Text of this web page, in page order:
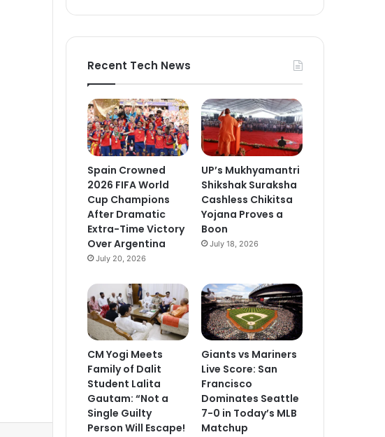
Recent Tech News
Spain Crowned
2026 FIFA World
Cup Champions
After Dramatic
Extra-Time Victory
Over Argentina
July 20, 2026
UP’s Mukhyamantri
Shikshak Suraksha
Cashless Chikitsa
Yojana Proves a
Boon
July 18, 2026
CM Yogi Meets
Family of Dalit
Student Lalita
Gautam: “Not a
Single Guilty
Person Will Escape!
Giants vs Mariners
Live Score: San
Francisco
Dominates Seattle
7-0 in Today’s MLB
Matchup